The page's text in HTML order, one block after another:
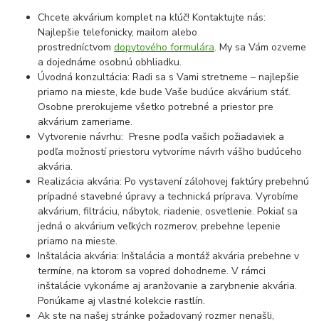
Chcete akvárium komplet na kľúč! Kontaktujte nás:
Najlepšie telefonicky, mailom alebo
prostredníctvomdopytového formulára. My sa Vám ozveme
a dojednáme osobnú obhliadku.
Úvodná konzultácia: Radi sa s Vami stretneme – najlepšie
priamo na mieste, kde bude Vaše budúce akvárium stáť.
Osobne prerokujeme všetko potrebné a priestor pre
akvárium zameriame.
Vytvorenie návrhu: Presne podľa vašich požiadaviek a
podľa možností priestoru vytvoríme návrh vášho budúceho
akvária.
Realizácia akvária: Po vystavení zálohovej faktúry prebehnú
prípadné stavebné úpravy a technická príprava. Vyrobíme
akvárium, filtráciu, nábytok, riadenie, osvetlenie. Pokiaľ sa
jedná o akvárium veľkých rozmerov, prebehne lepenie
priamo na mieste.
Inštalácia akvária: Inštalácia a montáž akvária prebehne v
termíne, na ktorom sa vopred dohodneme. V rámci
inštalácie vykonáme aj aranžovanie a zarybnenie akvária.
Ponúkame aj vlastné kolekcie rastlín.
Ak ste na našej stránke požadovaný rozmer nenašli,